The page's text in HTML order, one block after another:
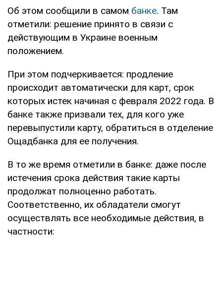
Об этом сообщили в самом банке. Там
отметили: решение принято в связи с
действующим в Украине военным
положением.
При этом подчеркивается: продление
происходит автоматически для карт, срок
которых истек начиная с февраля 2022 года. В
банке также призвали тех, для кого уже
перевыпустили карту, обратиться в отделение
Ощадбанка для ее получения.
В то же время отметили в банке: даже после
истечения срока действия такие карты
продолжат полноценно работать.
Соответственно, их обладатели смогут
осуществлять все необходимые действия, в
частности: